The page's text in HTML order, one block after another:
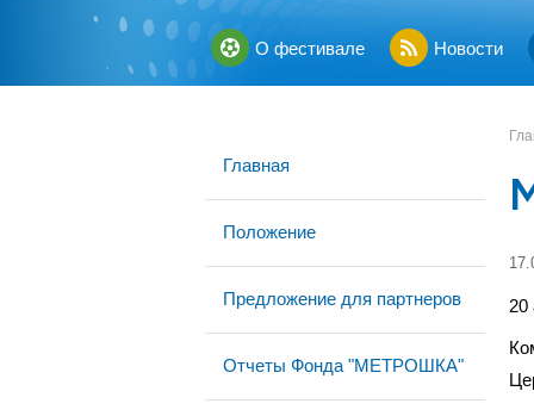
О фестивале Новости
Главная
Положение
Предложение для партнеров
Отчеты Фонда "МЕТРОШКА"
20